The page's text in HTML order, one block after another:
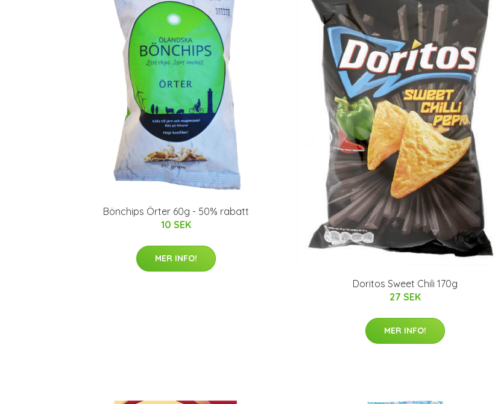
Bönchips Örter 60g - 50% rabatt
10 SEK
MER INFO!
Doritos Sweet Chili 170g
27 SEK
MER INFO!